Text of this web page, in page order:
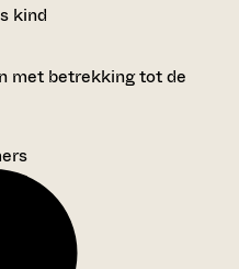
kind
met betrekking tot de